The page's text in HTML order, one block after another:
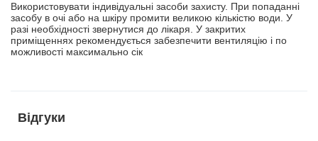
Використовувати індивідуальні засоби захисту. При попаданні
засобу в очі або на шкіру промити великою кількістю води. У
разі необхідності звернутися до лікаря. У закритих
приміщеннях рекомендується забезпечити вентиляцію і по
можливості максимально сік
Відгуки